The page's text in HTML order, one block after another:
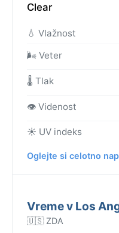
Clear
💧 Vlažnost
🌬️ Veter
🌡️ Tlak
👁️ Videnost
☀️ UV indeks
Oglejte si celotno
Vreme v Los
🇺🇸 ZDA